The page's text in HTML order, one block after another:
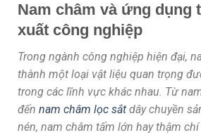
Nam châm và ứng dụng
xuất công nghiệp
Trong ngành công nghiệp hiện đại,
thành một loại vật liệu quan trọng
trong các lĩnh vực khác nhau. Từ
đến nam châm lọc sắt dây chuyền
nén, nam châm tấm lớn hay thậm